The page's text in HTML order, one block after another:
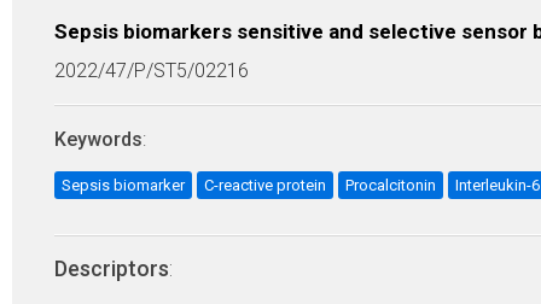
Sepsis biomarkers sensitive and selective sensor
2022/47/P/ST5/02216
Keywords:
Sepsis biomarker C-reactive protein Procalcitonin Interleukin-6
Descriptors: